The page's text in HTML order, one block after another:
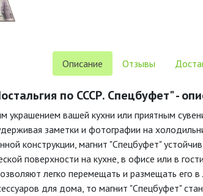
Описание Отзывы
по СССР. Спецбуфет" -
украшением вашей кухни или приятным
заметки и фотографии на
конструкции, магнит "Спецбуфет"
поверхности на кухне, в офисе или в
легко перемещать и размещать
для дома, то магнит "Спецбуфет"